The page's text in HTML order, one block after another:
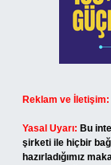
Reklam ve İletişim:
Yasal Uyarı: Bu
şirketi ile hiçbir
hazırladığımız